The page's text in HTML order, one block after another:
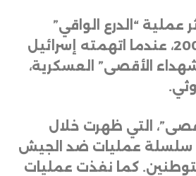
عملية “الدرع الواقي”
الإسرائيلية عام 2002، عندما اتهمته إسرائيل
الأقصى” العسكرية،
.
التي ظهرت خلال
سلسلة عمليات ضد الجيش
كما نفذت عمليات